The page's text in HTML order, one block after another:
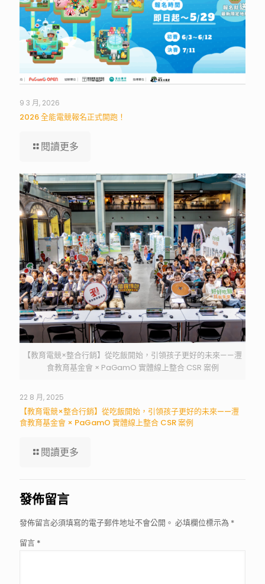
9 3 月, 2026
2026 全能電競報名正式開跑！
閱讀更多
【教育電競×整合行銷】從吃飯開始，引領孩子更好的未來——灃
食教育基金會 × PaGamO 實體線上整合 CSR 案例
22 8 月, 2025
【教育電競×整合行銷】從吃飯開始，引領孩子更好的未來——灃
食教育基金會 × PaGamO 實體線上整合 CSR 案例
閱讀更多
發佈留言
發佈留言必須填寫的電子郵件地址不會公開。 必填欄位標示為 *
留言 *